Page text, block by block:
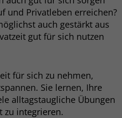
und Privatleben erreichen?
auch gestärkt aus
gut für sich nutzen
für sich zu nehmen,
Sie lernen, Ihre
alltagstaugliche Übungen
zu integrieren.
liebenau.de
Zustände des Benutzers bei allen
bei.
die bei späteren Besuchen
Website durchgeführt werden, mit
Benutzerkennung verknüpft